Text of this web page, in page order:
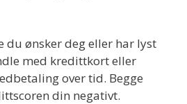
du ønsker deg eller har lyst
med kredittkort eller
over tid. Begge
din negativt.